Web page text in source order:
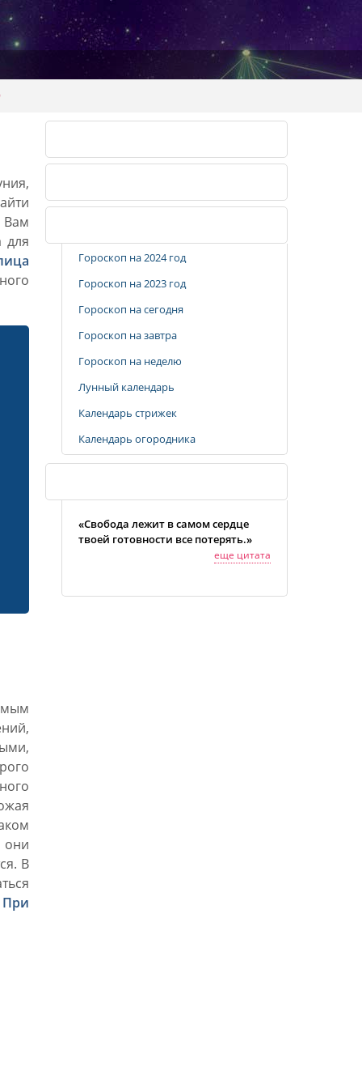
Вам
для
В
При
Гороскоп на 2024 год
Гороскоп на 2023 год
Гороскоп на сегодня
Гороскоп на завтра
Гороскоп на неделю
Лунный календарь
Календарь стрижек
Календарь огородника
«Свобода лежит в самом сердце
твоей готовности все потерять.»
еще цитата